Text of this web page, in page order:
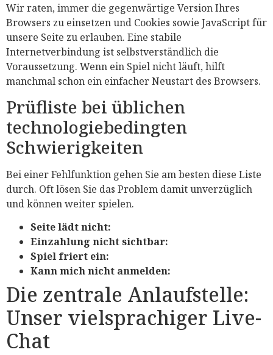
Wir raten, immer die gegenwärtige Version Ihres
Browsers zu einsetzen und Cookies sowie JavaScript für
unsere Seite zu erlauben. Eine stabile
Internetverbindung ist selbstverständlich die
Voraussetzung. Wenn ein Spiel nicht läuft, hilft
manchmal schon ein einfacher Neustart des Browsers.
Prüfliste bei üblichen
technologiebedingten
Schwierigkeiten
Bei einer Fehlfunktion gehen Sie am besten diese Liste
durch. Oft lösen Sie das Problem damit unverzüglich
und können weiter spielen.
Seite lädt nicht:
Einzahlung nicht sichtbar:
Spiel friert ein:
Kann mich nicht anmelden:
Die zentrale Anlaufstelle:
Unser vielsprachiger Live-
Chat